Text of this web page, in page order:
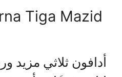
Tiga Mazid
أدافون ثلاثي مزيد